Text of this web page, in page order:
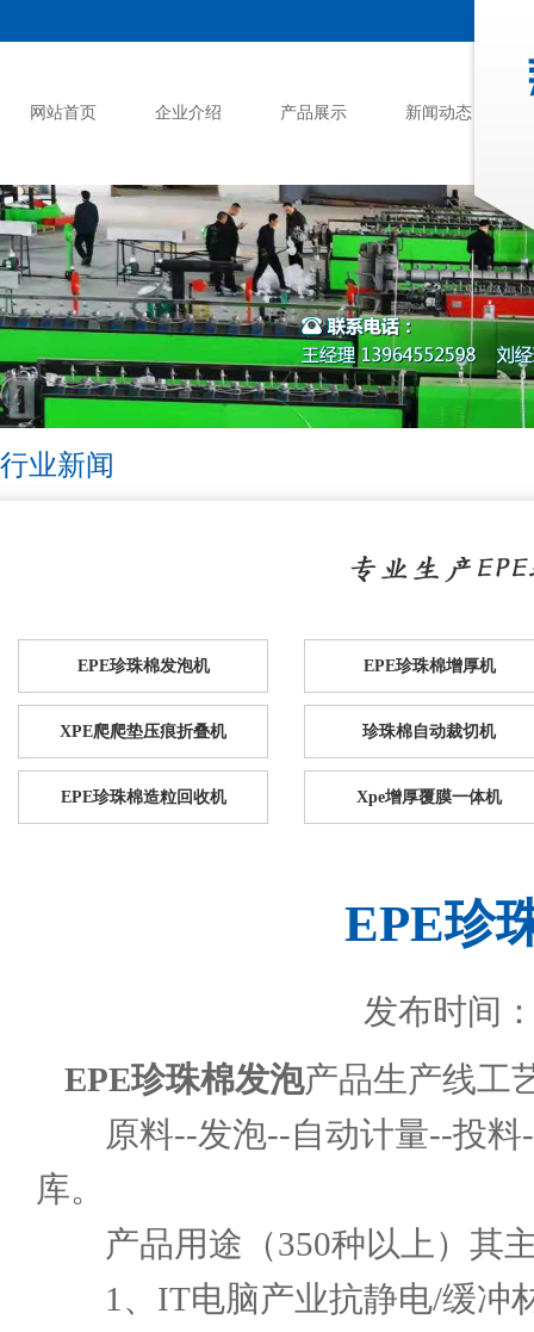
网站首页 企业介绍 产品展示 新闻动态
行业新闻
EPE珍珠棉发泡机 EPE珍珠棉增厚机
XPE爬爬垫压痕折叠机 珍珠棉自动裁切机
EPE珍珠棉造粒回收机 Xpe增厚覆膜一体机
EPE珍
发布时间
EPE珍珠棉发泡产品生产线工
原料--发泡--自动计量--投料--
库。
产品用途（350种以上）其
1、IT电脑产业抗静电/缓冲